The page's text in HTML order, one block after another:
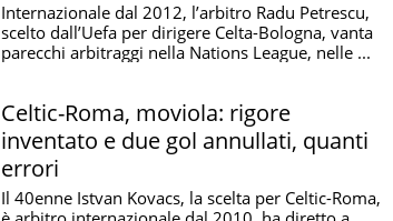
Internazionale dal 2012, l’arbitro Radu Petrescu,
scelto dall’Uefa per dirigere Celta-Bologna, vanta
parecchi arbitraggi nella Nations League, nelle ...
Celtic-Roma, moviola: rigore
inventato e due gol annullati, quanti
errori
Il 40enne Istvan Kovacs, la scelta per Celtic-Roma,